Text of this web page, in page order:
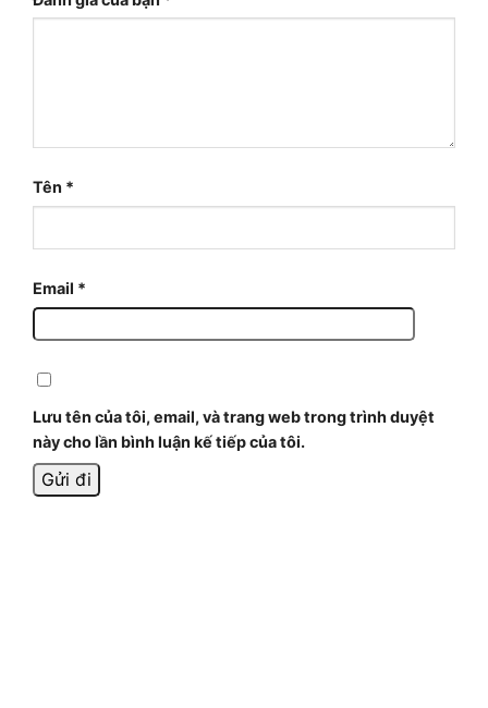
Tên *
Email *
Lưu tên của tôi, email, và trang web trong trình duyệt
này cho lần bình luận kế tiếp của tôi.